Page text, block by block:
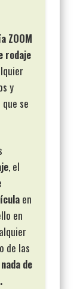
ZOOM
rodaje
y
se
, el
en
en
de las
de